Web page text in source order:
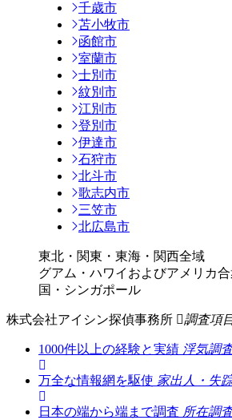
千歳市
苫小牧市
函館市
室蘭市
士別市
紋別市
江別市
登別市
伊達市
石狩市
北斗市
歌志内市
三笠市
北広島市
東北・関東・東海・関西全域
グアム・ハワイおよびアメリカ
国・シンガポール
株式会社アイシン探偵事務所 調査項
1000件以上の経験と実績 浮気調
万全な情報網を駆使 家出人・失
日本の端から端まで調査 所在調